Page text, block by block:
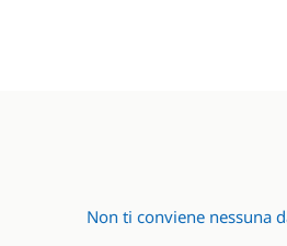
Non ti conviene nessuna